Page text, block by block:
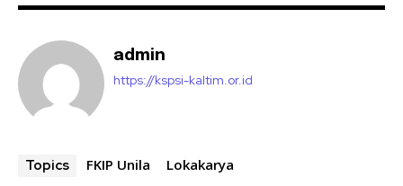
admin
https://kspsi-kaltim.or.id
Topics FKIP Unila Lokakarya